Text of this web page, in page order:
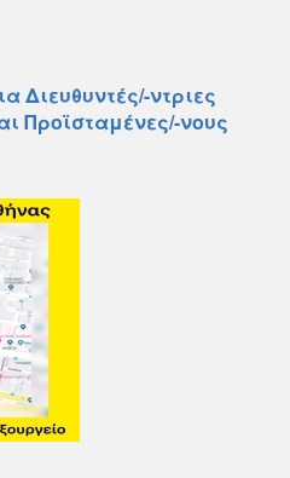
Διευθυντές/-ντριες
Προϊσταμένες/-νους